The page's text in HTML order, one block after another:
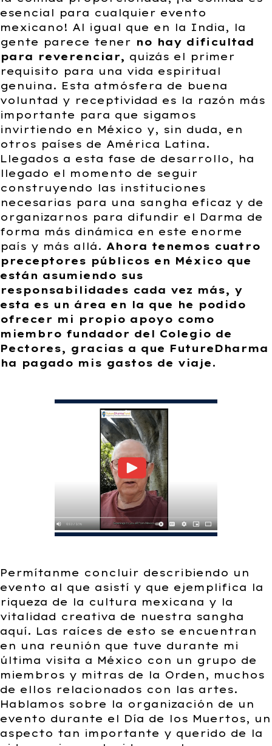
esencial para cualquier evento
mexicano! Al igual que en la India, la
gente parece tener no hay dificultad
para reverenciar, quizás el primer
requisito para una vida espiritual
genuina. Esta atmósfera de buena
voluntad y receptividad es la razón más
importante para que sigamos
invirtiendo en México y, sin duda, en
otros países de América Latina.
Llegados a esta fase de desarrollo, ha
llegado el momento de seguir
construyendo las instituciones
necesarias para una sangha eficaz y de
organizarnos para difundir el Darma de
forma más dinámica en este enorme
país y más allá. Ahora tenemos cuatro
preceptores públicos en México que
están asumiendo sus
responsabilidades cada vez más, y
esta es un área en la que he podido
ofrecer mi propio apoyo como
miembro fundador del Colegio de
Pectores, gracias a que FutureDharma
ha pagado mis gastos de viaje.
Permítanme concluir describiendo un
evento al que asistí y que ejemplifica la
riqueza de la cultura mexicana y la
vitalidad creativa de nuestra sangha
aquí. Las raíces de esto se encuentran
en una reunión que tuve durante mi
última visita a México con un grupo de
miembros y mitras de la Orden, muchos
de ellos relacionados con las artes.
Hablamos sobre la organización de un
evento durante el Día de los Muertos, un
aspecto tan importante y querido de la